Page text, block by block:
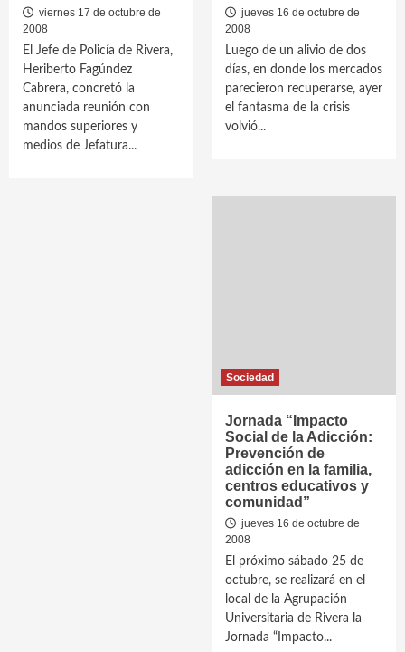
viernes 17 de octubre de
2008
El Jefe de Policía de Rivera,
Heriberto Fagúndez
Cabrera, concretó la
anunciada reunión con
mandos superiores y
medios de Jefatura...
jueves 16 de octubre de
2008
Luego de un alivio de dos
días, en donde los mercados
parecieron recuperarse, ayer
el fantasma de la crisis
volvió...
Sociedad
Jornada “Impacto
Social de la Adicción:
Prevención de
adicción en la familia,
centros educativos y
comunidad”
jueves 16 de octubre de
2008
El próximo sábado 25 de
octubre, se realizará en el
local de la Agrupación
Universitaria de Rivera la
Jornada “Impacto...